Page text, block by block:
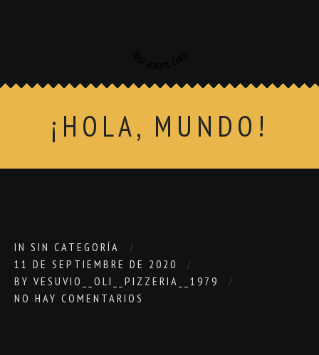
¡HOLA, MUNDO!
IN SIN CATEGORÍA
11 DE SEPTIEMBRE DE 2020
BY VESUVIO__OLI__PIZZERIA__1979
NO HAY COMENTARIOS